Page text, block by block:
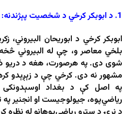
1. د ابوبکر کرخي د شخصیت پېژندنه:
ابوبکر کرخي د ابوریحان البیروني،
شوی دی. په هرصورت، هغه د دریو
مشهور نه دی. کرخي چې د زېږېدو
په اصل کې د بغداد
رياضي‌پوه، جيولوجيست او انجنير په